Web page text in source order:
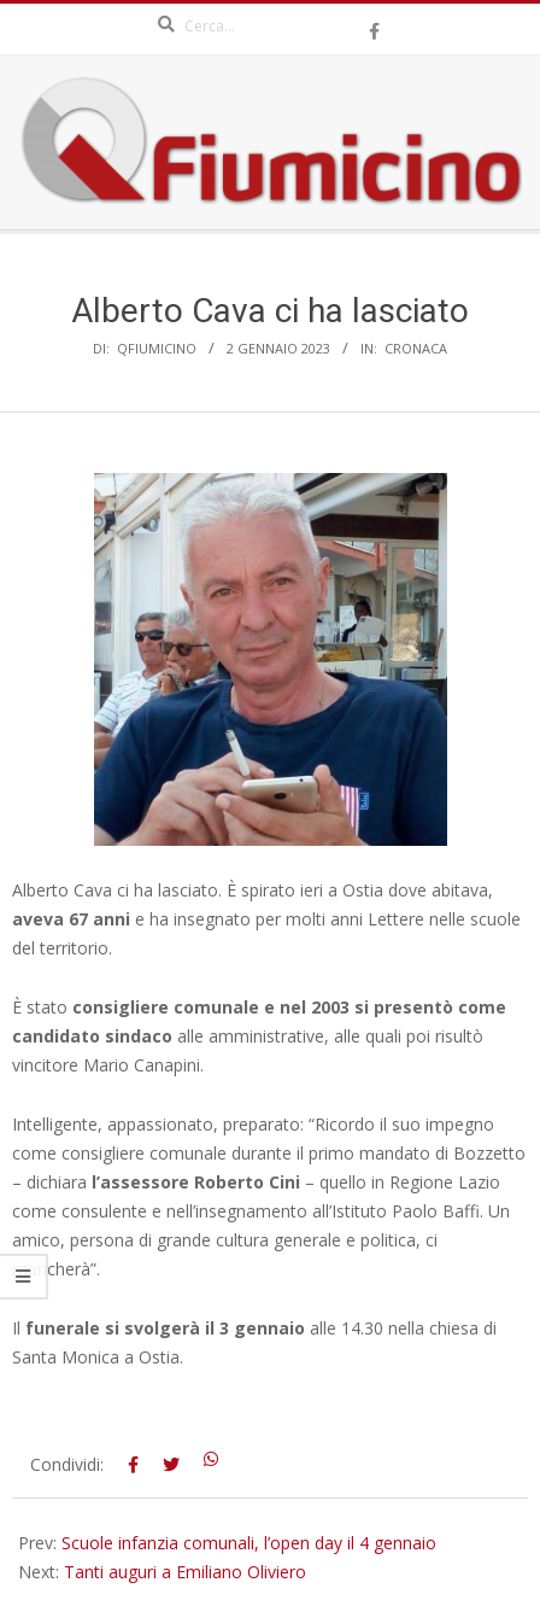
content
QFIUMICINO.COM
Alberto Cava ci ha lasciato
DI: QFIUMICINO 2 GENNAIO 2023 IN: CRONACA
Alberto Cava ci ha lasciato. È spirato ieri a Ostia dove abitava,
aveva 67 anni e ha insegnato per molti anni Lettere nelle scuole
del territorio.
È stato consigliere comunale e nel 2003 si presentò come
candidato sindaco alle amministrative, alle quali poi risultò
vincitore Mario Canapini.
Intelligente, appassionato, preparato: “Ricordo il suo impegno
come consigliere comunale durante il primo mandato di Bozzetto
– dichiara l’assessore Roberto Cini – quello in Regione Lazio
come consulente e nell’insegnamento all’Istituto Paolo Baffi. Un
amico, persona di grande cultura generale e politica, ci
mancherà”.
Il funerale si svolgerà il 3 gennaio alle 14.30 nella chiesa di
Santa Monica a Ostia.
2023-
Condividi:
Prev: Scuole infanzia comunali, l’open day il 4 gennaio
Next: Tanti auguri a Emiliano Oliviero